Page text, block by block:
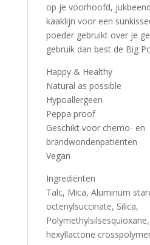
op je voorhoofd,
kaaklijn voor een
poeder gebruikt over je
gebruik dan best de Big
Happy & Healthy
Natural as possible
Hypoallergeen
Peppa proof
Geschikt voor chemo- en
brandwondenpatiënten
Vegan
Ingrediënten
Talc, Mica, Aluminum
octenylsuccinate, Silica,
hexyllactone